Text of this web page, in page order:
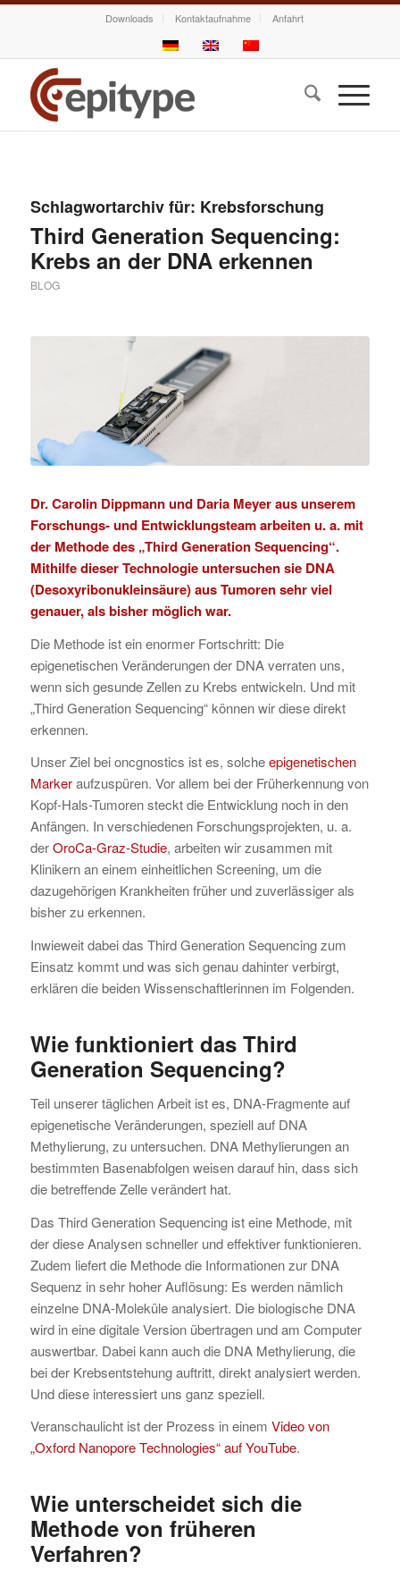
Downloads Kontaktaufnahme Anfahrt
Schlagwortarchiv für: Krebsforschung
Third Generation Sequencing:
Krebs an der DNA erkennen
BLOG
Dr. Carolin Dippmann und Daria Meyer aus unserem
Forschungs- und Entwicklungsteam arbeiten u. a. mit
der Methode des „Third Generation Sequencing“.
Mithilfe dieser Technologie untersuchen sie DNA
(Desoxyribonukleinsäure) aus Tumoren sehr viel
genauer, als bisher möglich war.
Die Methode ist ein enormer Fortschritt: Die
epigenetischen Veränderungen der DNA verraten uns,
wenn sich gesunde Zellen zu Krebs entwickeln. Und mit
„Third Generation Sequencing“ können wir diese direkt
erkennen.
Unser Ziel bei oncgnostics ist es, solcheepigenetischen
Markeraufzuspüren. Vor allem bei der Früherkennung von
Kopf-Hals-Tumoren steckt die Entwicklung noch in den
Anfängen. In verschiedenen Forschungsprojekten, u. a.
derOroCa-Graz-Studie, arbeiten wir zusammen mit
Klinikern an einem einheitlichen Screening, um die
dazugehörigen Krankheiten früher und zuverlässiger als
bisher zu erkennen.
Inwieweit dabei das Third Generation Sequencing zum
Einsatz kommt und was sich genau dahinter verbirgt,
erklären die beiden Wissenschaftlerinnen im Folgenden.
Wie funktioniert das Third
Generation Sequencing?
Teil unserer täglichen Arbeit ist es, DNA-Fragmente auf
epigenetische Veränderungen, speziell auf DNA
Methylierung, zu untersuchen. DNA Methylierungen an
bestimmten Basenabfolgen weisen darauf hin, dass sich
die betreffende Zelle verändert hat.
Das Third Generation Sequencing ist eine Methode, mit
der diese Analysen schneller und effektiver funktionieren.
Zudem liefert die Methode die Informationen zur DNA
Sequenz in sehr hoher Auflösung: Es werden nämlich
einzelne DNA-Moleküle analysiert. Die biologische DNA
wird in eine digitale Version übertragen und am Computer
auswertbar. Dabei kann auch die DNA Methylierung, die
bei der Krebsentstehung auftritt, direkt analysiert werden.
Und diese interessiert uns ganz speziell.
Veranschaulicht ist der Prozess in einem Video von
„Oxford Nanopore Technologies“ auf YouTube.
Wie unterscheidet sich die
Methode von früheren
Verfahren?